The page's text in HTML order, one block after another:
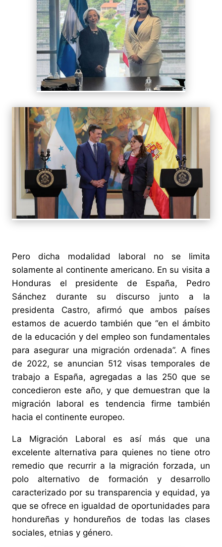
Pero dicha modalidad laboral no se limita
solamente al continente americano. En su visita a
Honduras el presidente de España, Pedro
Sánchez durante su discurso junto a la
presidenta Castro, afirmó que ambos países
estamos de acuerdo también que “en el ámbito
de la educación y del empleo son fundamentales
para asegurar una migración ordenada”. A fines
de 2022, se anuncian 512 visas temporales de
trabajo a España, agregadas a las 250 que se
concedieron este año, y que demuestran que la
migración laboral es tendencia firme también
hacia el continente europeo.
La Migración Laboral es así más que una
excelente alternativa para quienes no tiene otro
remedio que recurrir a la migración forzada, un
polo alternativo de formación y desarrollo
caracterizado por su transparencia y equidad, ya
que se ofrece en igualdad de oportunidades para
hondureñas y hondureños de todas las clases
sociales, etnias y género.